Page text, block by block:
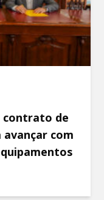
contrato de
com